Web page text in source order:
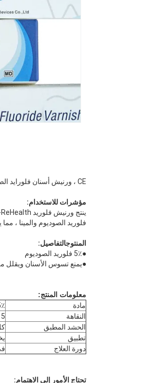
CE ، ورنيش أسنان فلورايد الصوديوم 5٪ للأسنان الحساسة والوقاية من تسوس الأسنان ، 10 جرام
مؤشرات للاستخدام:
فلوريد الصوديوم والمينا ،
المنتوجالتفاصيل:
●5٪ فلوريد الصوديوم
●يمنع تسوس الأسنان ويقلل
معلومات المنتج:
مادة
5٪ فلوريد
النقاهة
الحشد المطبق
تطبيق
دورة العلاج
تحتاج الأمور إلى الاهتمام: